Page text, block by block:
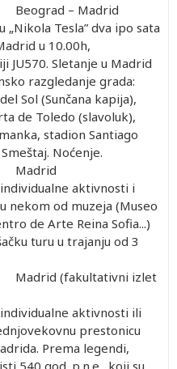
– Madrid
Tesla” dva ipo sata
u 10.00h,
JU570. Sletanje u Madrid
razgledanje grada:
Sol (Sunčana kapija),
de Toledo (slavoluk),
stadion Santiago
Noćenje.
aktivnosti i
nekom od muzeja (Museo
de Arte Reina Sofia...)
turu u trajanju od 3
(fakultativni izlet
aktivnosti ili
prestonicu
Prema legendi,
540 god. p.n.e., koji su